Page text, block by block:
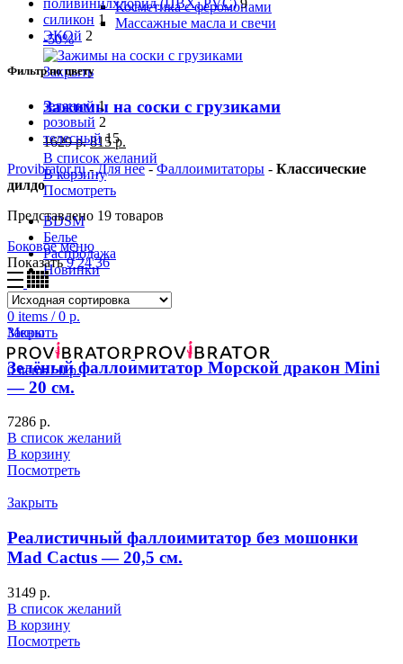
Косметика с феромонами
Массажные масла и свечи
-50%
Закрыть
Зажимы на соски с грузиками
1629р. 815р.
В список желаний
В корзину
Посмотреть
BDSM
Белье
Распродажа
Новинки
0Список желаний
0 items / 0 р.
Меню
0items / 0р.
силикон 1
ЭКОй 2
Фильтр по цвету
зеленый 1
розовый 2
телесный 15
Provibrator.ru-Для нее-Фаллоимитаторы - Классические
дилдо
Представлено 19 товаров
Боковое меню
Показать92436
Закрыть
Зелёный фаллоимитатор Морской дракон Mini
— 20 см.
7286 р.
В список желаний
В корзину
Посмотреть
Закрыть
Реалистичный фаллоимитатор без мошонки
Mad Cactus — 20,5 см.
3149 р.
В список желаний
В корзину
Посмотреть